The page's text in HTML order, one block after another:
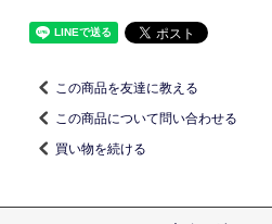
この商品を友達に教える
この商品について問い合わせる
買い物を続ける